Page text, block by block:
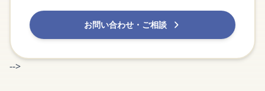
お問い合わせ・ご相談
-->